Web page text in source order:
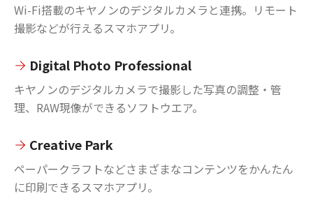
Wi-Fi搭載のキヤノンのデジタルカメラと連携。リモート
撮影などが行えるスマホアプリ。
Digital Photo Professional
キヤノンのデジタルカメラで撮影した写真の調整・管
理、RAW現像ができるソフトウエア。
Creative Park
ペーパークラフトなどさまざまなコンテンツをかんたん
に印刷できるスマホアプリ。